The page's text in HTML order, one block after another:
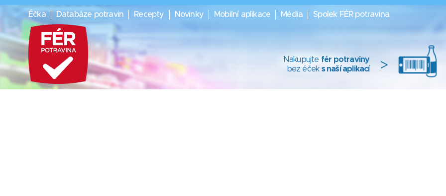
Éčka Databáze potravin Recepty Novinky Mobilní aplikace Média Spolek FÉR potravina
Nakupujte fér potraviny
bez éček s naší aplikací >